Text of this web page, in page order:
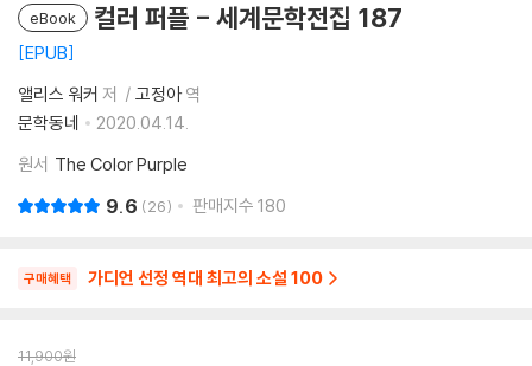
eBook 컬러 퍼플 - 세계문학전집 187
EPUB
앨리스 워커 저 고정아역
문학동네
2020.04.14.
원서 The Color Purple
9.6 26 판매지수 180
구매혜택 가디언 선정 역대 최고의 소설 100
11,900원